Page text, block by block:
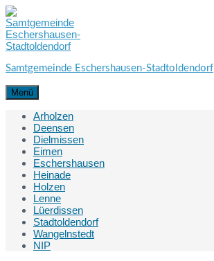
Skip
to
content
Skip
to
main
navigation
Skip
to
footer
Samtgemeinde Eschershausen-Stadtoldendorf
Menü
Arholzen
Deensen
Dielmissen
Eimen
Eschershausen
Heinade
Holzen
Lenne
Lüerdissen
Stadtoldendorf
Wangelnstedt
NIP